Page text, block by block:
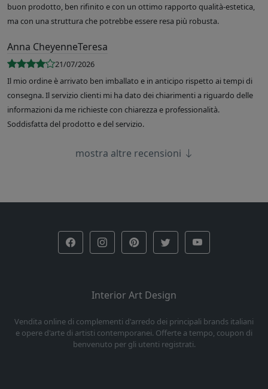
buon prodotto, ben rifinito e con un ottimo rapporto qualità-estetica,
ma con una struttura che potrebbe essere resa più robusta.
Anna CheyenneTeresa
21/07/2026
Il mio ordine è arrivato ben imballato e in anticipo rispetto ai tempi di
consegna. Il servizio clienti mi ha dato dei chiarimenti a riguardo delle
informazioni da me richieste con chiarezza e professionalità.
Soddisfatta del prodotto e del servizio.
mostra altre recensioni
Interior Art Design
Vendita online di complementi d'arredo dei principali brands italiani
e opere d'arte di artisti contemporanei. Offerte a tempo, coupon di
benvenuto per gli utenti registrati.